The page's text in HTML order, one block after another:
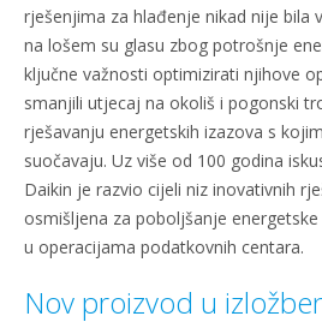
rješenjima za hlađenje nikad nije bila
na lošem su glasu zbog potrošnje
ključne važnosti optimizirati njihove
smanjili utjecaj na okoliš i pogonski
rješavanju energetskih izazova s
suočavaju. Uz više od 100 godina
Daikin je razvio cijeli niz inovativnih
osmišljena za poboljšanje
u operacijama podatkovnih centara.
Nov proizvod u